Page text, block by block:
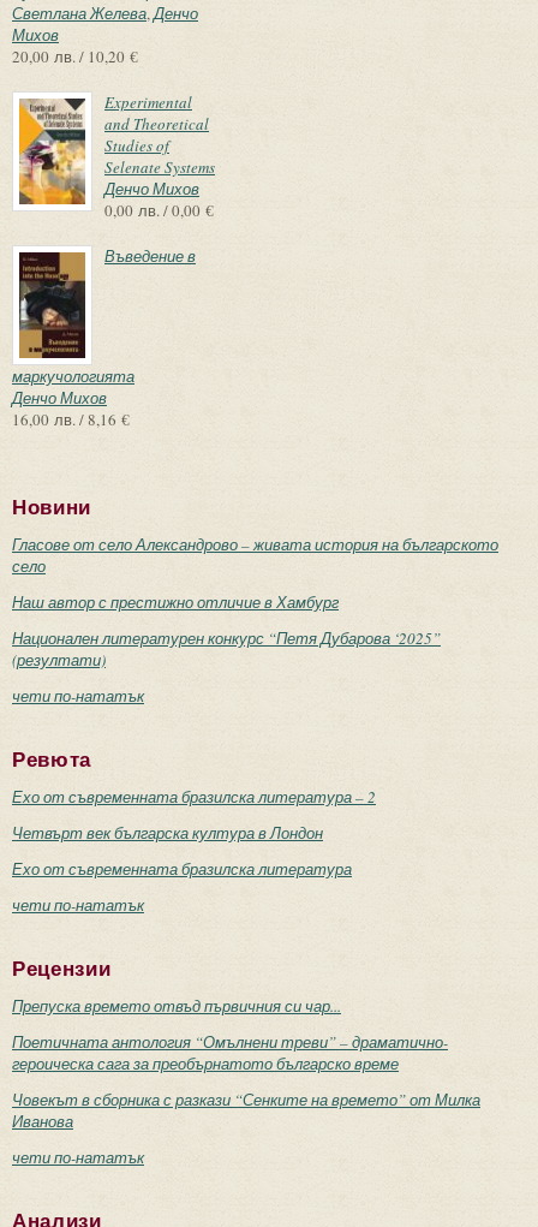
Светлана Желева, Денчо
Михов
20,00 лв. / 10,20 €
Experimental
and Theoretical
Studies of
Selenate Systems
Денчо Михов
0,00 лв. / 0,00 €
Въведение в
маркучологията
Денчо Михов
16,00 лв. / 8,16 €
Новини
Гласове от село Александрово – живата история на българското
село
Наш автор с престижно отличие в Хамбург
Национален литературен конкурс “Петя Дубарова ‘2025”
(резултати)
чети по-нататък
Ревюта
Ехо от съвременната бразилска литература – 2
Четвърт век българска култура в Лондон
Ехо от съвременната бразилска литература
чети по-нататък
Рецензии
Препуска времето отвъд първичния си чар...
Поетичната антология “Омълнени треви” – драматично-
героическа сага за преобърнатото българско време
Човекът в сборника с разкази “Сенките на времето” от Милка
Иванова
чети по-нататък
Анализи